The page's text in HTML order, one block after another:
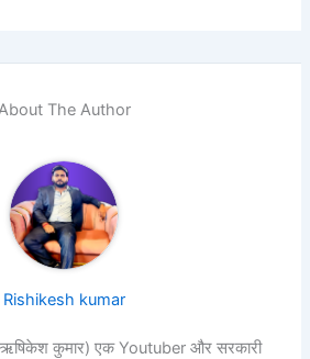
About The Author
Rishikesh kumar
कुमार) एक Youtuber और सरकारी